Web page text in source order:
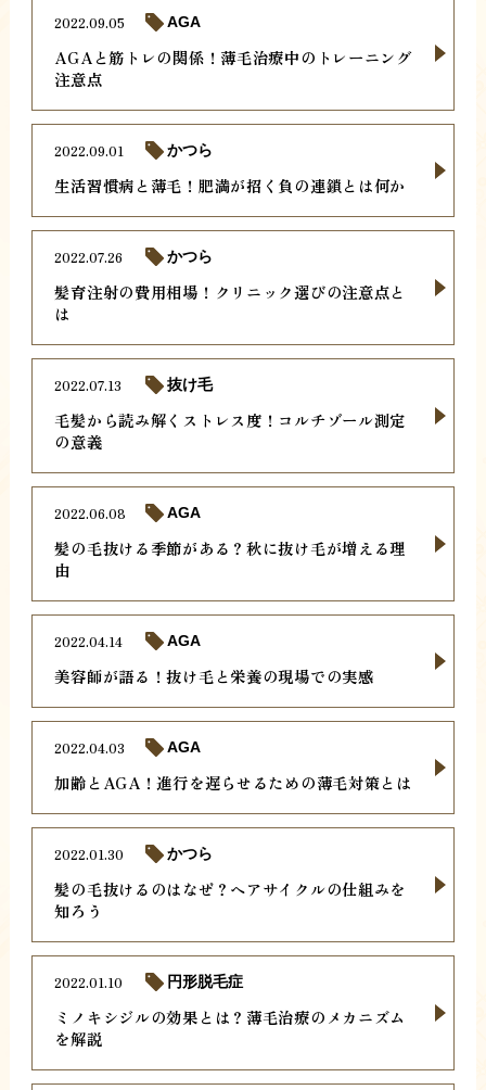
AGAと筋トレの関係！薄毛治療中のトレーニング
注意点
2022.09.05 AGA
生活習慣病と薄毛！肥満が招く負の連鎖とは何か
2022.09.01 かつら
髪育注射の費用相場！クリニック選びの注意点と
は
2022.07.26 かつら
毛髪から読み解くストレス度！コルチゾール測定
の意義
2022.07.13 抜け毛
髪の毛抜ける季節がある？秋に抜け毛が増える理
由
2022.06.08 AGA
美容師が語る！抜け毛と栄養の現場での実感
2022.04.14 AGA
加齢とAGA！進行を遅らせるための薄毛対策とは
2022.04.03 AGA
髪の毛抜けるのはなぜ？ヘアサイクルの仕組みを
知ろう
2022.01.30 かつら
ミノキシジルの効果とは？薄毛治療のメカニズム
を解説
2022.01.10 円形脱毛症